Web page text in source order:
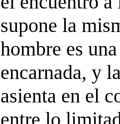
supone la
hombre es
encarnada, y
asienta en el
entre lo